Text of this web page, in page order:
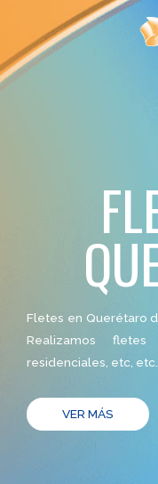
contenido
Fletes en Querétaro
Realizamos
residenciales, etc, etc.
VER MÁS